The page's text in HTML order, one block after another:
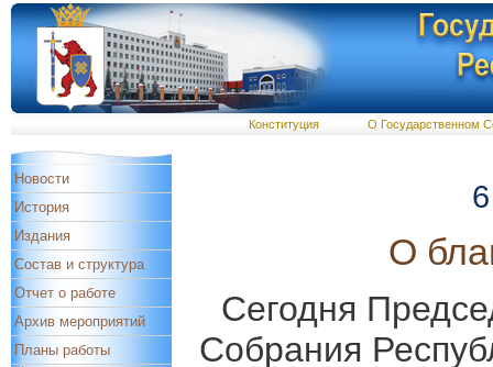
Конституция О Государственном
Новости
История
Издания
Состав и структура
Отчет о работе
Архив мероприятий
Планы работы
О
Сегодня
Собрания